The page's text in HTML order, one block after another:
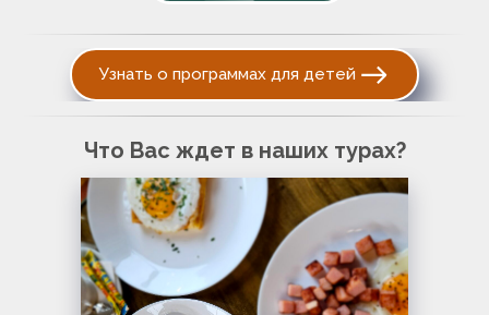
Узнать о программах для детей
Что Вас ждет в наших турах?